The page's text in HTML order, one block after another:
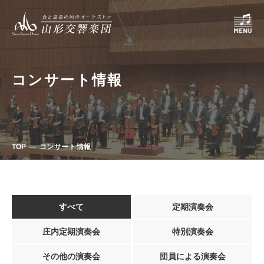
コンサート情報
TOP コンサート情報
すべて 定期演奏会
庄内定期演奏会 特別演奏会
その他の演奏会 団員による演奏会